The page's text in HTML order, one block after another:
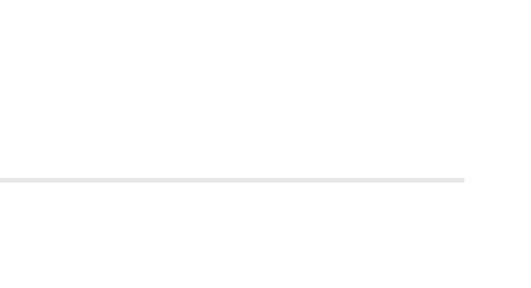
andere website)